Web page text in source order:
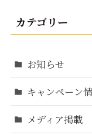
カテゴリー
お知らせ
キャンペーン
メディア掲載